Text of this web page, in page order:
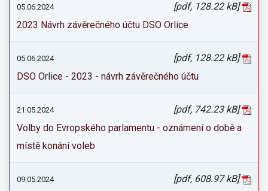
05.06.2024
[pdf, 128.22 kB]
2023 Návrh závěrečného účtu DSO Orlice
05.06.2024
[pdf, 128.22 kB]
DSO Orlice - 2023 - návrh závěrečného účtu
21.05.2024
[pdf, 742.23 kB]
Volby do Evropského parlamentu - oznámení o době a
místě konání voleb
09.05.2024
[pdf, 608.97 kB]